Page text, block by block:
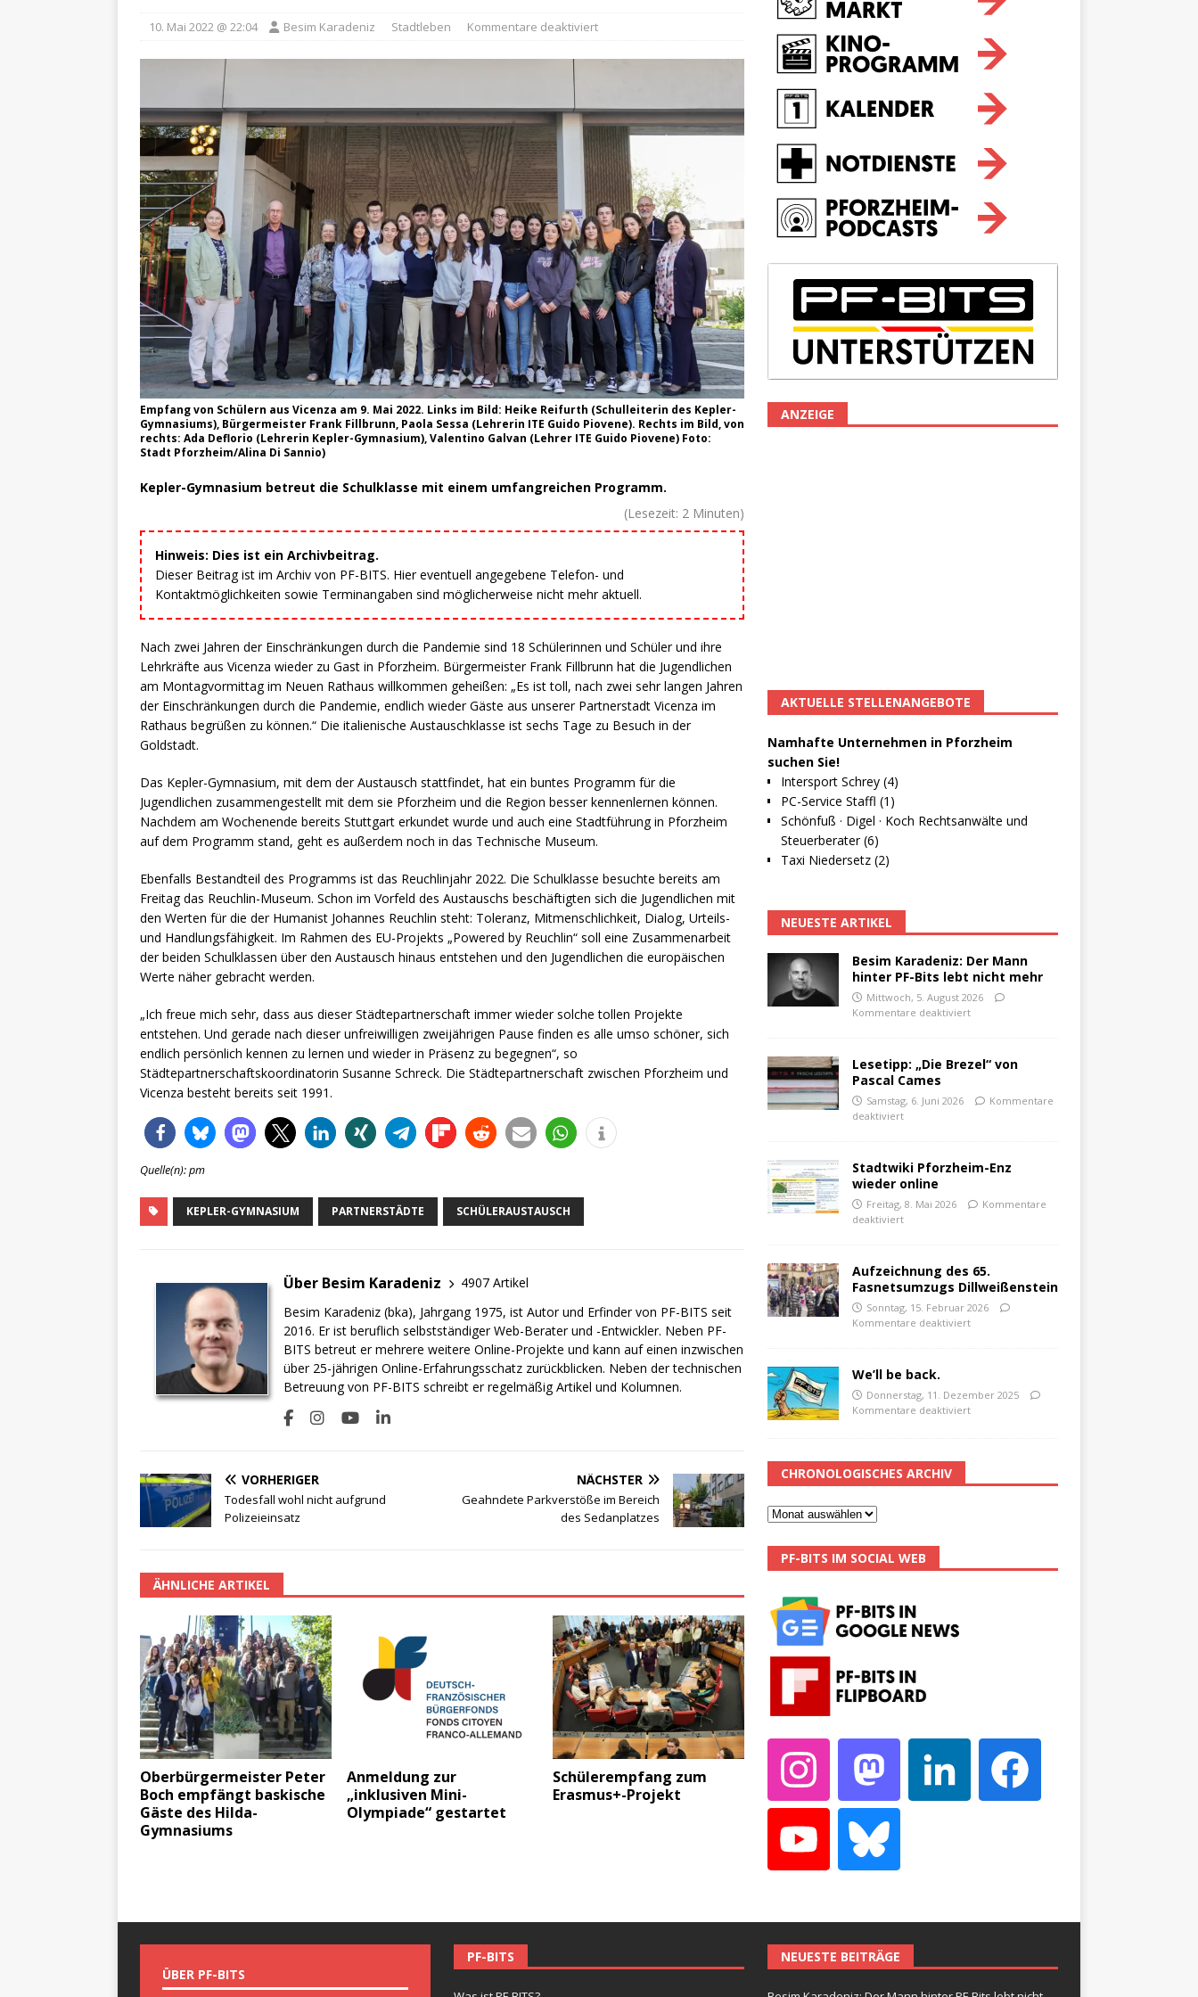
10. Mai 2022 @ 22:04 Besim Karadeniz Stadtleben Kommentare deaktiviert
Empfang von Schülern aus Vicenza am 9. Mai 2022. Links im Bild: Heike Reifurth (Schulleiterin des Kepler-
Gymnasiums), Bürgermeister Frank Fillbrunn, Paola Sessa (Lehrerin ITE Guido Piovene). Rechts im Bild, von
rechts: Ada Deflorio (Lehrerin Kepler-Gymnasium), Valentino Galvan (Lehrer ITE Guido Piovene) Foto:
Stadt Pforzheim/Alina Di Sannio)
Kepler-Gymnasium betreut die Schulklasse mit einem umfangreichen Programm.
(Lesezeit: 2 Minuten)
Hinweis: Dies ist ein Archivbeitrag.
Dieser Beitrag ist im Archiv von PF-BITS. Hier eventuell angegebene Telefon- und
Kontaktmöglichkeiten sowie Terminangaben sind möglicherweise nicht mehr aktuell.
Nach zwei Jahren der Einschränkungen durch die Pandemie sind 18 Schülerinnen und Schüler und ihre
Lehrkräfte aus Vicenza wieder zu Gast in Pforzheim. Bürgermeister Frank Fillbrunn hat die Jugendlichen
am Montagvormittag im Neuen Rathaus willkommen geheißen: „Es ist toll, nach zwei sehr langen Jahren
der Einschränkungen durch die Pandemie, endlich wieder Gäste aus unserer Partnerstadt Vicenza im
Rathaus begrüßen zu können.“ Die italienische Austauschklasse ist sechs Tage zu Besuch in der
Goldstadt.
Das Kepler-Gymnasium, mit dem der Austausch stattfindet, hat ein buntes Programm für die
Jugendlichen zusammengestellt mit dem sie Pforzheim und die Region besser kennenlernen können.
Nachdem am Wochenende bereits Stuttgart erkundet wurde und auch eine Stadtführung in Pforzheim
auf dem Programm stand, geht es außerdem noch in das Technische Museum.
Ebenfalls Bestandteil des Programms ist das Reuchlinjahr 2022. Die Schulklasse besuchte bereits am
Freitag das Reuchlin-Museum. Schon im Vorfeld des Austauschs beschäftigten sich die Jugendlichen mit
den Werten für die der Humanist Johannes Reuchlin steht: Toleranz, Mitmenschlichkeit, Dialog, Urteils-
und Handlungsfähigkeit. Im Rahmen des EU-Projekts „Powered by Reuchlin“ soll eine Zusammenarbeit
der beiden Schulklassen über den Austausch hinaus entstehen und den Jugendlichen die europäischen
Werte näher gebracht werden.
„Ich freue mich sehr, dass aus dieser Städtepartnerschaft immer wieder solche tollen Projekte
entstehen. Und gerade nach dieser unfreiwilligen zweijährigen Pause finden es alle umso schöner, sich
endlich persönlich kennen zu lernen und wieder in Präsenz zu begegnen“, so
Städtepartnerschaftskoordinatorin Susanne Schreck. Die Städtepartnerschaft zwischen Pforzheim und
Vicenza besteht bereits seit 1991.
Quelle(n): pm
KEPLER-GYMNASIUM PARTNERSTÄDTE SCHÜLERAUSTAUSCH
Über Besim Karadeniz
4907 Artikel
Besim Karadeniz (bka), Jahrgang 1975, ist Autor und Erfinder von PF-BITS seit
2016. Er ist beruflich selbstständiger Web-Berater und -Entwickler. Neben PF-
BITS betreut er mehrere weitere Online-Projekte und kann auf einen inzwischen
über 25-jährigen Online-Erfahrungsschatz zurückblicken. Neben der technischen
Betreuung von PF-BITS schreibt er regelmäßig Artikel und Kolumnen.
VORHERIGER
Todesfall wohl nicht aufgrund
Polizeieinsatz
NÄCHSTER
Geahndete Parkverstöße im Bereich
des Sedanplatzes
ÄHNLICHE ARTIKEL
Oberbürgermeister Peter
Boch empfängt baskische
Gäste des Hilda-
Gymnasiums
Anmeldung zur
„inklusiven Mini-
Olympiade“ gestartet
Schülerempfang zum
Erasmus+-Projekt
ANZEIGE
AKTUELLE STELLENANGEBOTE
Namhafte Unternehmen in Pforzheim
suchen Sie!
Intersport Schrey (4)
PC-Service Staffl (1)
Schönfuß · Digel · Koch Rechtsanwälte und
Steuerberater (6)
Taxi Niedersetz (2)
NEUESTE ARTIKEL
Besim Karadeniz: Der Mann
hinter PF-Bits lebt nicht mehr
Mittwoch, 5. August 2026
Kommentare deaktiviert
Lesetipp: „Die Brezel“ von
Pascal Cames
Samstag, 6. Juni 2026
Kommentare
deaktiviert
Stadtwiki Pforzheim-Enz
wieder online
Freitag, 8. Mai 2026
Kommentare
deaktiviert
Aufzeichnung des 65.
Fasnetsumzugs Dillweißenstein
Sonntag, 15. Februar 2026
Kommentare deaktiviert
We’ll be back.
Donnerstag, 11. Dezember 2025
Kommentare deaktiviert
CHRONOLOGISCHES ARCHIV
PF-BITS IM SOCIAL WEB
ÜBER PF-BITS
PF-BITS NEUESTE BEITRÄGE